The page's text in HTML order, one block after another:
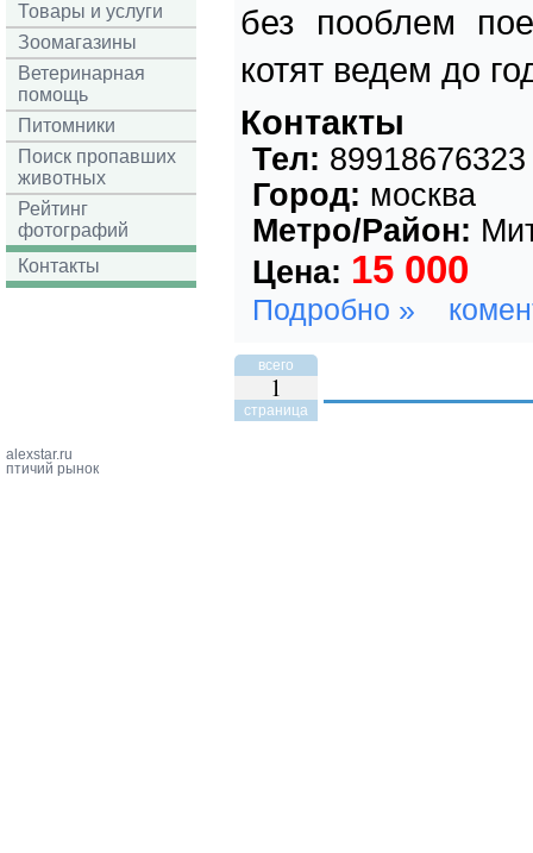
Товары и услуги
Зоомагазины
Ветеринарная
помощь
Питомники
Поиск пропавших
животных
Рейтинг
фотографий
Контакты
без пооблем
котят ведем до
Контакты
Тел: 89918676323
Город: москва
Метро/Район:
Цена: 15 000
Подробно »
всего
1
страница
alexstar.ru
птичий рынок